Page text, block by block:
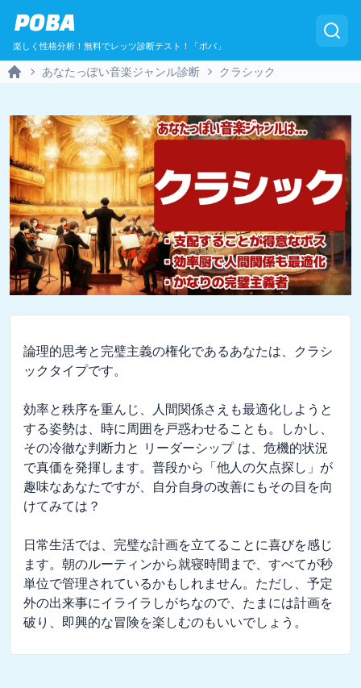
POBA
楽しく性格分析！無料でレッツ診断テスト！「ポバ」
あなたっぽい音楽ジャンル診断 クラシック
論理的思考と完璧主義の権化であるあなたは、クラシ
ックタイプです。
効率と秩序を重んじ、人間関係さえも最適化しようと
する姿勢は、時に周囲を戸惑わせることも。しかし、
その冷徹な判断力と リーダーシップ は、危機的状況
で真価を発揮します。普段から「他人の欠点探し」が
趣味なあなたですが、自分自身の改善にもその目を向
けてみては？
日常生活では、完璧な計画を立てることに喜びを感じ
ます。朝のルーティンから就寝時間まで、すべてが秒
単位で管理されているかもしれません。ただし、予定
外の出来事にイライラしがちなので、たまには計画を
破り、即興的な冒険を楽しむのもいいでしょう。